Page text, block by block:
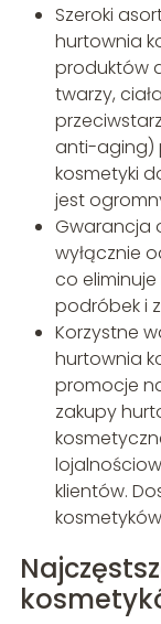
Szeroki
hurtownia
produktów
twarzy,
anti-aging)
kosmetyki
jest
Gwarancja
wyłącznie
co
podróbek i
Korzystne
hurtownia
promocje
zakupy
klientów.